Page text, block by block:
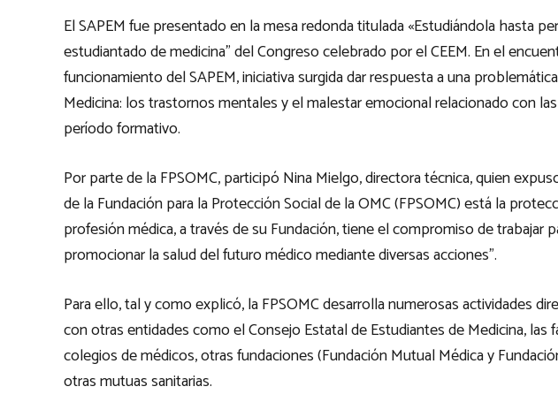
El SAPEM fue presentado en la mesa redonda titulada «Estudiándola hasta
estudiantado de medicina” del Congreso celebrado por el CEEM. En el
funcionamiento del SAPEM, iniciativa surgida dar respuesta a una
Medicina: los trastornos mentales y el malestar emocional relacionado con
período formativo.
Por parte de la FPSOMC, participó Nina Mielgo, directora técnica, quien
de la Fundación para la Protección Social de la OMC (FPSOMC) está la
profesión médica, a través de su Fundación, tiene el compromiso de trabajar
promocionar la salud del futuro médico mediante diversas acciones”.
Para ello, tal y como explicó, la FPSOMC desarrolla numerosas actividades
con otras entidades como el Consejo Estatal de Estudiantes de Medicina, las
colegios de médicos, otras fundaciones (Fundación Mutual Médica y
otras mutuas sanitarias.